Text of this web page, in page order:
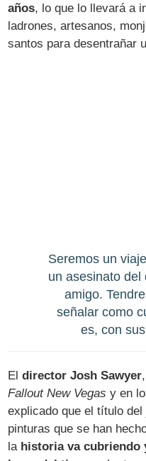
años, lo que lo llevará a
ladrones, artesanos,
santos para desentrañar
Seremos un
un asesinato del
amigo.
señalar como
es, con
Eldirector Josh Sawyer
Fallout New Vegas y en
explicado que el título
pinturas que se han
la historia va cubriendo